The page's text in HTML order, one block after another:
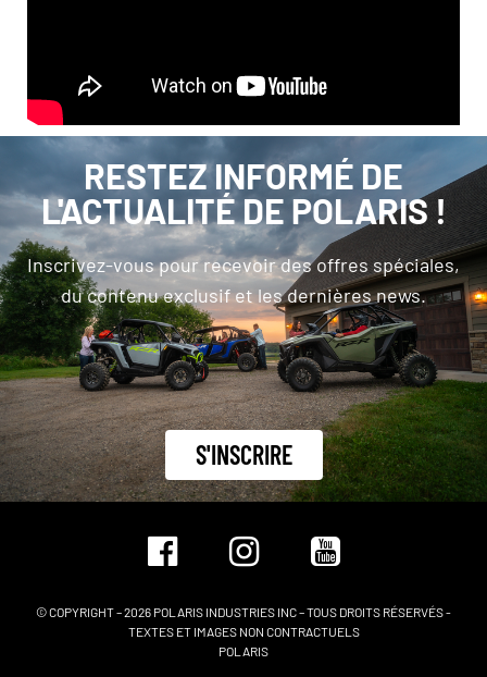
RESTEZ INFORMÉ DE
L'ACTUALITÉ DE POLARIS !
Inscrivez-vous pour recevoir des offres spéciales,
du contenu exclusif et les dernières news.
S'INSCRIRE
© COPYRIGHT – 2026 POLARIS INDUSTRIES INC – TOUS DROITS RÉSERVÉS -
TEXTES ET IMAGES NON CONTRACTUELS
POLARIS